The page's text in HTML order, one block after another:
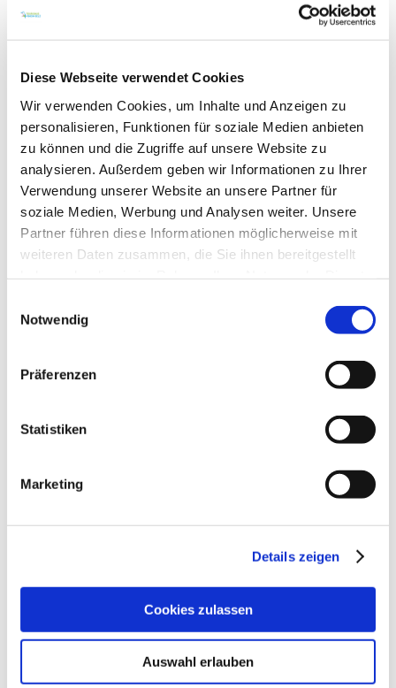
Diese Webseite verwendet Cookies
Wir verwenden Cookies, um Inhalte und Anzeigen zu
personalisieren, Funktionen für soziale Medien anbieten
zu können und die Zugriffe auf unsere Website zu
analysieren. Außerdem geben wir Informationen zu Ihrer
Verwendung unserer Website an unsere Partner für
soziale Medien, Werbung und Analysen weiter. Unsere
Partner führen diese Informationen möglicherweise mit
weiteren Daten zusammen, die Sie ihnen bereitgestellt
Notwendig
Präferenzen
Statistiken
Marketing
Details zeigen
Cookies zulassen
Auswahl erlauben
WEITERE TERMINE
VERANSTALTUNGSORT
WEITERE INFOS & DOWNLOADS